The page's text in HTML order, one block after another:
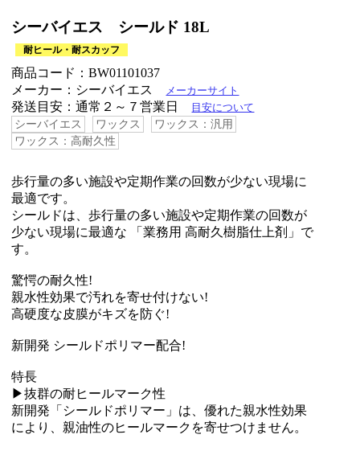
シーバイエス シールド 18L
耐ヒール・耐スカッフ
商品コード：BW01101037
メーカー：シーバイエス
メーカーサイト
発送目安：通常２～７営業日 目安について
シーバイエス ワックス
ワックス：汎用
ワックス：高耐久性
歩行量の多い施設や定期作業の回数が少ない現場に
最適です。
シールドは、歩行量の多い施設や定期作業の回数が
少ない現場に最適な 「業務用 高耐久樹脂仕上剤」で
す。
驚愕の耐久性!
親水性効果で汚れを寄せ付けない!
高硬度な皮膜がキズを防ぐ!
新開発 シールドポリマー配合!
特長
▶抜群の耐ヒールマーク性
新開発「シールドポリマー」は、優れた親水性効果
により、親油性のヒールマークを寄せつけません。